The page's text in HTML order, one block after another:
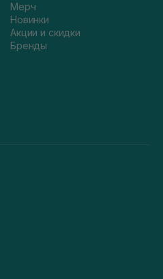
Мерч
Новинки
Акции и скидки
Бренды